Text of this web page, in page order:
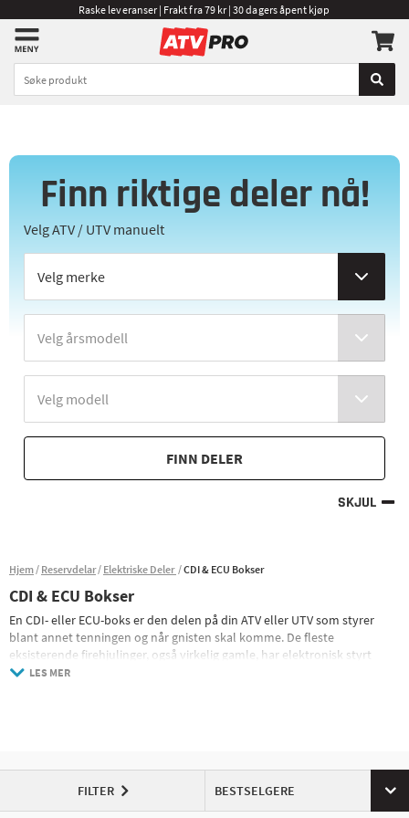
Raske leveranser | Frakt fra 79 kr | 30 dagers åpent kjøp
Finn riktige deler nå!
Velg ATV / UTV manuelt
FINN DELER
SKJUL
Hjem Reservdelar Elektriske Deler CDI & ECU Bokser
CDI & ECU Bokser
En CDI- eller ECU-boks er den delen på din ATV eller UTV som styrer
blant annet tenningen og når gnisten skal komme. De fleste
eksisterende firehjulinger, også virkelig gamle, har elektronisk styrt
tenning, i disse tilfellene er det en såkalt CDI-boks som tar seg av
CDI-boksen er erstattet av en ECU-boks (Engine Control Unit) som i
tillegg til tenningen også håndterer en rekke andre elektroniske
funksjoner på maskinen og kobler sammen signaler fra ting som servo,
LES MER
FILTER BESTSELGERE